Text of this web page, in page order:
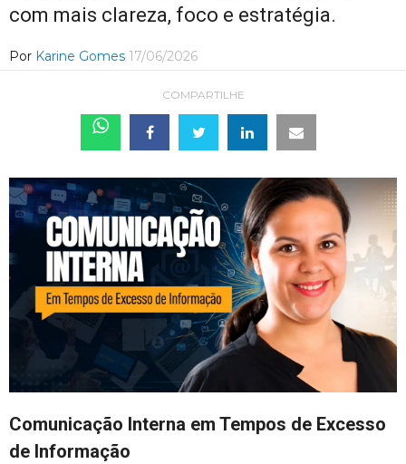
com mais clareza, foco e estratégia.
Por Karine Gomes 17/06/2026
COMPARTILHE
Comunicação Interna em Tempos de Excesso
de Informação